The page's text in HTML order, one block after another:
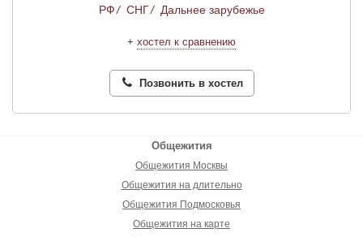
РФ/ СНГ/ Дальнее зарубежье
+ хостел к сравнению
Позвонить в хостел
Общежития
Общежития Москвы
Общежития на длительно
Общежития Подмосковья
Общежития на карте